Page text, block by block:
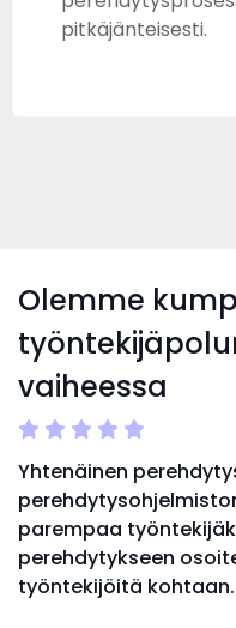
pitkäjänteisesti.
Olemme
vaiheessa
Yhtenäinen
parempaa
perehdytykseen
työntekijöitä kohtaan.